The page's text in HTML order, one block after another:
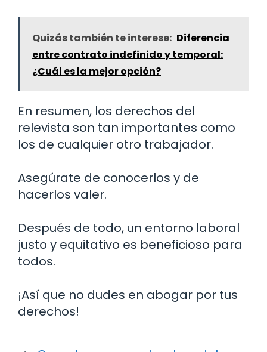
Quizás también te interese: Diferencia
entre contrato indefinido y temporal:
¿Cuál es la mejor opción?
En resumen, los derechos del
relevista son tan importantes como
los de cualquier otro trabajador.
Asegúrate de conocerlos y de
hacerlos valer.
Después de todo, un entorno laboral
justo y equitativo es beneficioso para
todos.
¡Así que no dudes en abogar por tus
derechos!